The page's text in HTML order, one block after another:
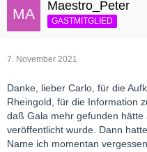
Maestro_Peter
GASTMITGLIED
7. November 2021
Danke, lieber Carlo, für die
Rheingold, für die Information
daß Gala mehr gefunden
veröffentlicht wurde. Dann
Name ich momentan